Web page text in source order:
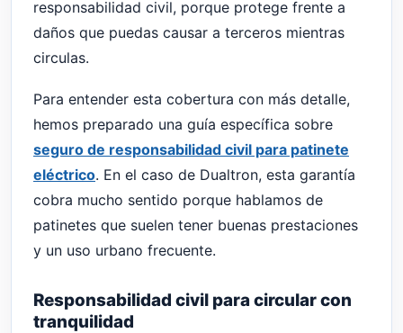
responsabilidad civil, porque protege frente a
daños que puedas causar a terceros mientras
circulas.
Para entender esta cobertura con más detalle,
hemos preparado una guía específica sobre
seguro de responsabilidad civil para patinete
eléctrico. En el caso de Dualtron, esta garantía
cobra mucho sentido porque hablamos de
patinetes que suelen tener buenas prestaciones
y un uso urbano frecuente.
Responsabilidad civil para circular con
tranquilidad